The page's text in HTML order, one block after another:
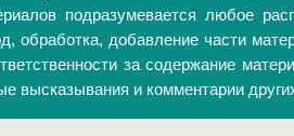
подразумевается любое
обработка, добавление части
за содержание
высказывания и комментарии